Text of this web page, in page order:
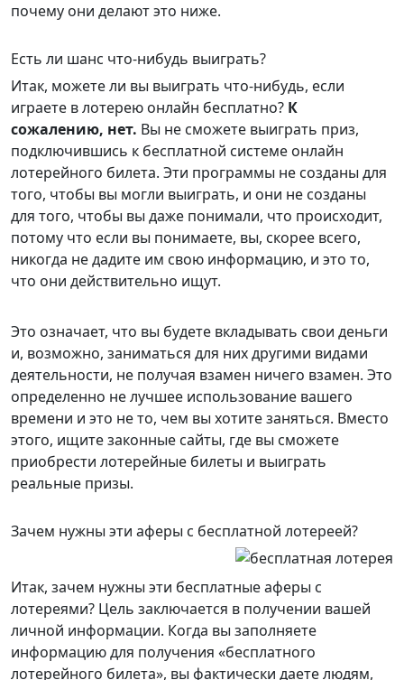
почему они делают это ниже.
Есть ли шанс что-нибудь выиграть?
Итак, можете ли вы выиграть что-нибудь, если
играете в лотерею онлайн бесплатно? К
сожалению, нет. Вы не сможете выиграть приз,
подключившись к бесплатной системе онлайн
лотерейного билета. Эти программы не созданы для
того, чтобы вы могли выиграть, и они не созданы
для того, чтобы вы даже понимали, что происходит,
потому что если вы понимаете, вы, скорее всего,
никогда не дадите им свою информацию, и это то,
что они действительно ищут.
Это означает, что вы будете вкладывать свои деньги
и, возможно, заниматься для них другими видами
деятельности, не получая взамен ничего взамен. Это
определенно не лучшее использование вашего
времени и это не то, чем вы хотите заняться. Вместо
этого, ищите законные сайты, где вы сможете
приобрести лотерейные билеты и выиграть
реальные призы.
Зачем нужны эти аферы с бесплатной лотереей?
Итак, зачем нужны эти бесплатные аферы с
лотереями? Цель заключается в получении вашей
личной информации. Когда вы заполняете
информацию для получения «бесплатного
лотерейного билета», вы фактически даете людям,